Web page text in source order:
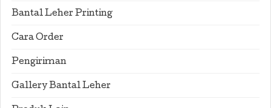
Bantal Leher Printing
Cara Order
Pengiriman
Gallery Bantal Leher